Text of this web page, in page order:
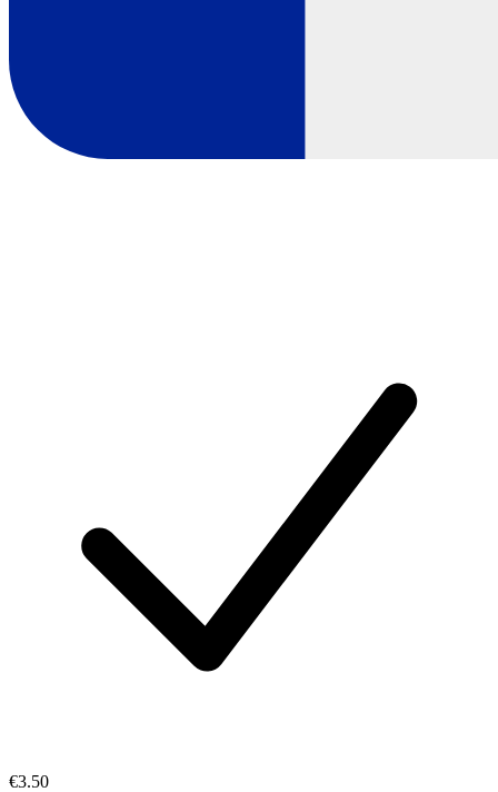
€3.50